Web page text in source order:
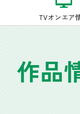
TVオンエア
作品